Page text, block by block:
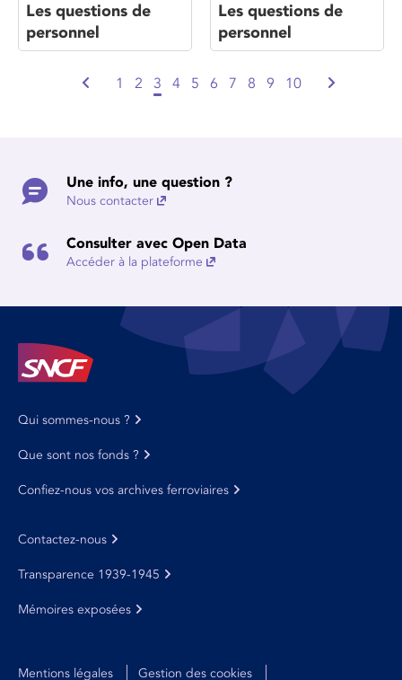
Les questions de
personnel
Les questions de
personnel
1 2 3 4 5 6 7 8 9 10
Une info, une question ?
Nous contacter
Consulter avec Open Data
Accéder à la plateforme
Qui sommes-nous ?
Que sont nos fonds ?
Confiez-nous vos archives ferroviaires
Contactez-nous
Transparence 1939-1945
Mémoires exposées
Mentions légales Gestion des cookies